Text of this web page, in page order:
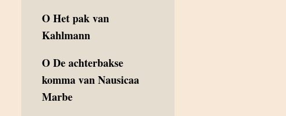
OHet pak van
Kahlmann
ODe achterbakse
komma van Nausicaa
Marbe